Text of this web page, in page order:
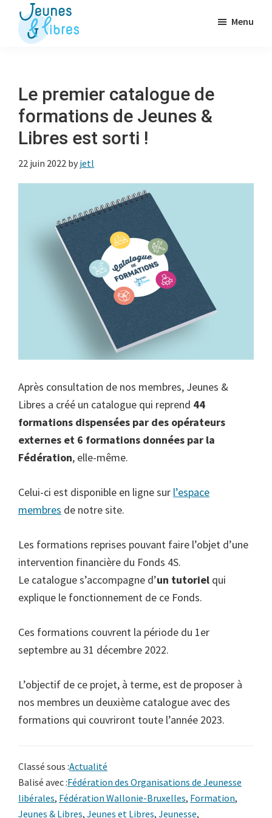
Passer
contenu
des
OJ
libérales
Menu
Le premier catalogue de
formations de Jeunes &
Libres est sorti !
22 juin 2022 by jetl
Après consultation de nos membres, Jeunes &
Libres a créé un catalogue qui reprend 44
formations dispensées par des opérateurs
externes et 6 formations données par la
Fédération, elle-même.
Celui-ci est disponible en ligne sur l’espace
membres de notre site.
Les formations reprises pouvant faire l’objet d’une
intervention financière du Fonds 4S.
Le catalogue s’accompagne d’un tutoriel qui
explique le fonctionnement de ce Fonds.
Ces formations couvrent la période du 1er
septembre au 31 décembre 2022.
L’objectif de ce projet, à terme, est de proposer à
nos membres un deuxième catalogue avec des
formations qui couvriront toute l’année 2023.
Classé sous :Actualité
Balisé avec :Fédération des Organisations de Jeunesse
libérales, Fédération Wallonie-Bruxelles, Formation,
Jeunes & Libres, Jeunes et Libres, Jeunesse,